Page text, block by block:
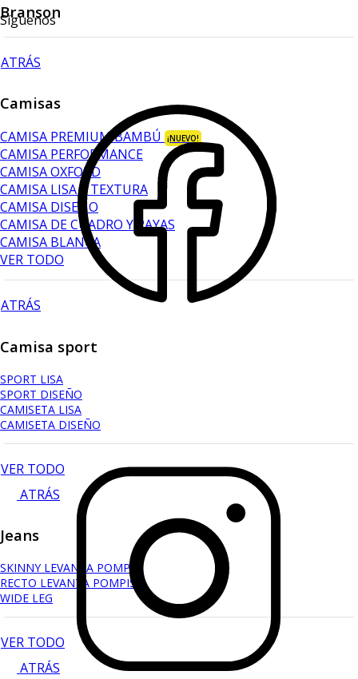
Branson
ATRÁS
Camisas
CAMISA PREMIUM BAMBÚ ¡NUEVO!
CAMISA PERFORMANCE
CAMISA OXFORD
CAMISA LISA Y TEXTURA
CAMISA DISEÑO
CAMISA DE CUADRO Y RAYAS
CAMISA BLANCA
VER TODO
ATRÁS
Camisa sport
SPORT LISA
SPORT DISEÑO
CAMISETA LISA
CAMISETA DISEÑO
VER TODO
ATRÁS
Jeans
SKINNY LEVANTA POMPIS
RECTO LEVANTA POMPIS
WIDE LEG
VER TODO
ATRÁS
Síguenos